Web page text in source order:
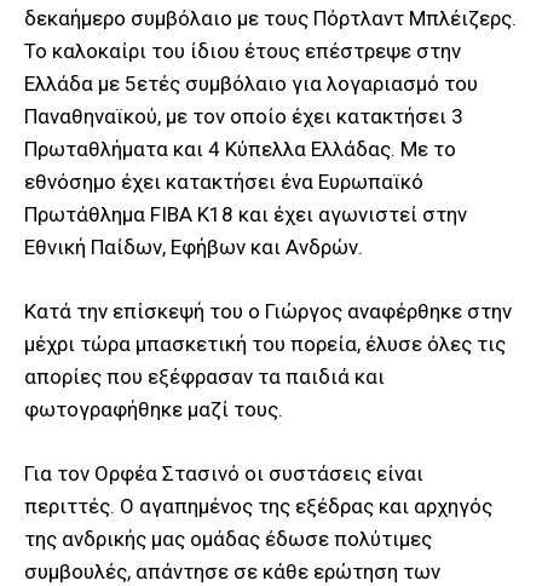
δεκαήμερο συμβόλαιο με τους Πόρτλαντ Μπλέιζερς.
Το καλοκαίρι του ίδιου έτους επέστρεψε στην
Ελλάδα με 5ετές συμβόλαιο για λογαριασμό του
Παναθηναϊκού, με τον οποίο έχει κατακτήσει 3
Πρωταθλήματα και 4 Κύπελλα Ελλάδας. Με το
εθνόσημο έχει κατακτήσει ένα Ευρωπαϊκό
Πρωτάθλημα FIBA K18 και έχει αγωνιστεί στην
Εθνική Παίδων, Εφήβων και Ανδρών.
Κατά την επίσκεψή του ο Γιώργος αναφέρθηκε στην
μέχρι τώρα μπασκετική του πορεία, έλυσε όλες τις
απορίες που εξέφρασαν τα παιδιά και
φωτογραφήθηκε μαζί τους.
Για τον Ορφέα Στασινό οι συστάσεις είναι
περιττές. Ο αγαπημένος της εξέδρας και αρχηγός
της ανδρικής μας ομάδας έδωσε πολύτιμες
συμβουλές, απάντησε σε κάθε ερώτηση των